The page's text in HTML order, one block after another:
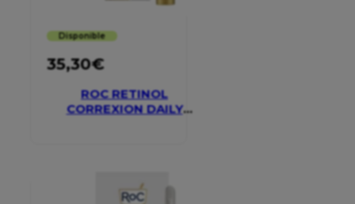
Disponible
35,30€
ROC RETINOL
CORREXION DAILY